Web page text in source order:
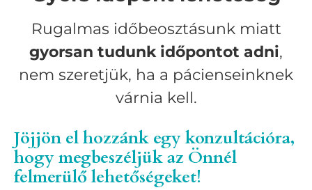
Rugalmas időbeosztásunk miatt
gyorsan tudunk időpontot adni,
nem szeretjük, ha a pácienseinknek
várnia kell.
Jöjjön el hozzánk egy konzultációra,
hogy megbeszéljük az Önnél
felmerülő lehetőségeket!